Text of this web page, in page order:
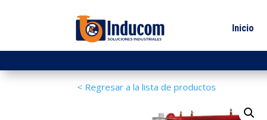
Inicio
< Regresar a la lista de productos